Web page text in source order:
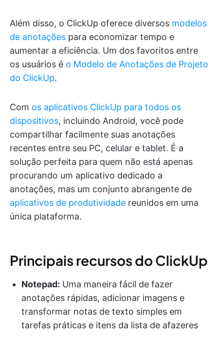
Além disso, o ClickUp oferece diversos modelos
de anotações para economizar tempo e
aumentar a eficiência. Um dos favoritos entre
os usuários é o Modelo de Anotações de Projeto
do ClickUp.
Com os aplicativos ClickUp para todos os
dispositivos, incluindo Android, você pode
compartilhar facilmente suas anotações
recentes entre seu PC, celular e tablet. É a
solução perfeita para quem não está apenas
procurando um aplicativo dedicado a
anotações, mas um conjunto abrangente de
aplicativos de produtividade reunidos em uma
única plataforma.
Principais recursos do ClickUp
Notepad: Uma maneira fácil de fazer
anotações rápidas, adicionar imagens e
transformar notas de texto simples em
tarefas práticas e itens da lista de afazeres